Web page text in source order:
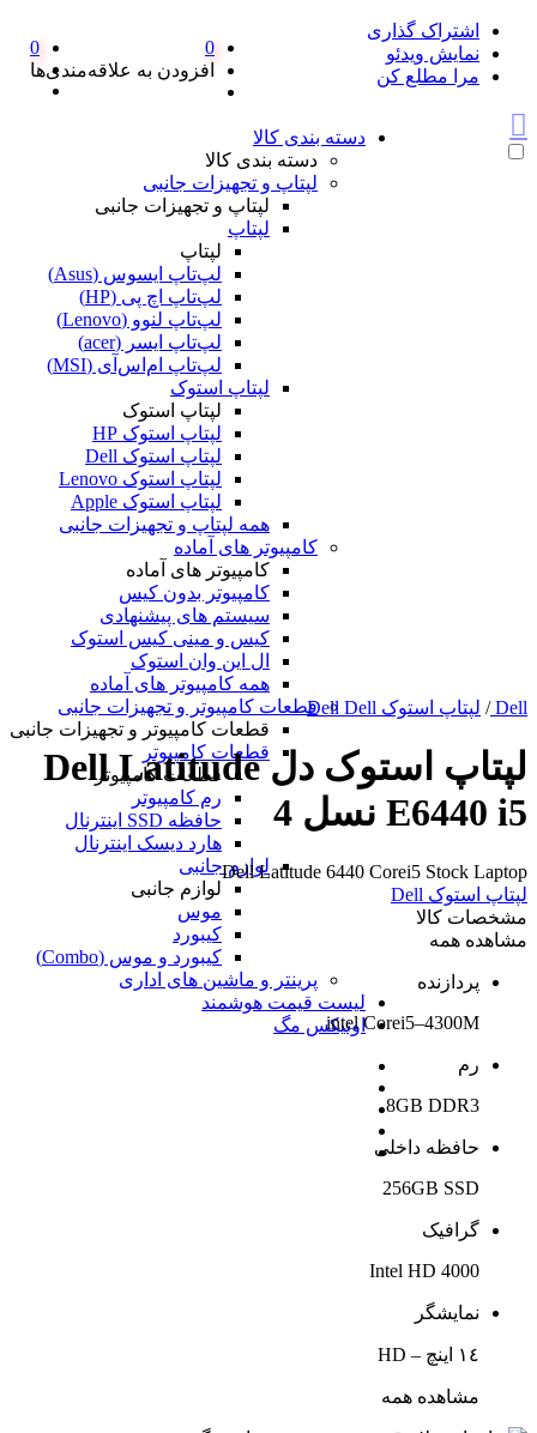
اشتراک گذاری
نمایش ویدئو
مرا مطلع کن
0
افزودن به علاقه‌مندی‌ها
0
دسته بندی کالا
دسته بندی کالا
لپتاپ و تجهیزات جانبی
لپتاپ و تجهیزات جانبی
لپتاپ
لپتاپ
لپ‌تاپ ایسوس (Asus)
لپ‌تاپ اچ پی (HP)
لپ‌تاپ لنوو (Lenovo)
لپ‌تاپ ایسر (acer)
لپ‌تاپ ام‌اس‌آی (MSI)
لپتاپ استوک
لپتاپ استوک
لپتاپ استوک HP
لپتاپ استوک Dell
لپتاپ استوک Lenovo
لپتاپ استوک Apple
همه لپتاپ و تجهیزات جانبی
کامپیوتر های آماده
کامپیوتر های آماده
کامپیوتر بدون کیس
سیستم های پیشنهادی
کیس و مینی کیس استوک
ال این وان استوک
همه کامپیوتر های آماده
قطعات کامپیوتر و تجهیزات جانبی
قطعات کامپیوتر و تجهیزات جانبی
قطعات کامپیوتر
قطعات کامپیوتر
رم کامپیوتر
حافظه SSD اینترنال
هارد دیسک اینترنال
لوازم جانبی
لوازم جانبی
موس
کیبورد
کیبورد و موس (Combo)
پرینتر و ماشین های اداری
لیست قیمت هوشمند
اونیکس مگ
Dell
/ لپتاپ استوک Dell Dell
لپتاپ استوک دل Dell Latitude
E6440 i5 نسل 4
Dell Latitude 6440 Corei5 Stock Laptop
لپتاپ استوک Dell
مشخصات کالا
مشاهده همه
پردازنده
intel Corei5–4300M
رم
8GB DDR3
حافظه داخلی
256GB SSD
گرافیک
Intel HD 4000
نمایشگر
١٤ اینچ – HD
مشاهده همه